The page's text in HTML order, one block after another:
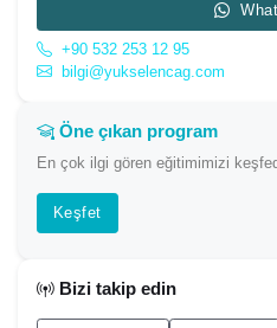
+90 532 253 12 95
bilgi@yukselencag.com
Öne çıkan program
En çok ilgi gören eğitimimizi
Keşfet
Bizi takip edin